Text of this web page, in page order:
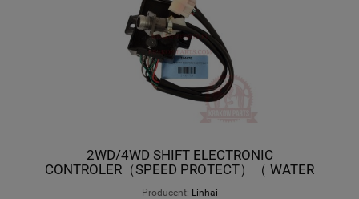
2WD/4WD SHIFT ELECTRONIC
CONTROLER（SPEED PROTECT）（ WATER
Producent: Linhai